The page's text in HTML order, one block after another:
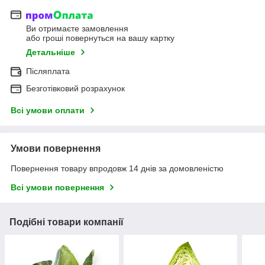
Ви отримаєте замовлення
або гроші повернуться на вашу картку
Детальніше
Післяплата
Безготівковий розрахунок
Всі умови оплати
Умови повернення
Повернення товару впродовж 14 днів за домовленістю
Всі умови повернення
Подібні товари компанії